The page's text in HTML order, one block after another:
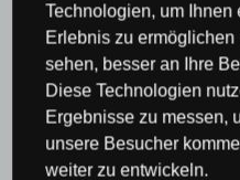
Bisher hat noch
Technologien, um Ihnen
Erlebnis zu
sehen, besser an Ihre
Diese Technologien
Ergebnisse zu messen,
unsere Besucher
weiter zu entwickeln.